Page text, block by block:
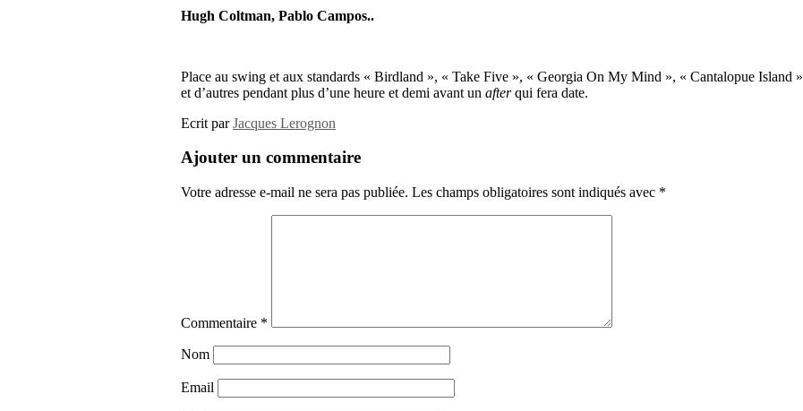
Hugh Coltman, Pablo Campos..
Place au swing et aux standards « Birdland », « Take Five », « Georgia On My Mind », « Cantalopue Island »
et d’autres pendant plus d’une heure et demi avant un afterqui fera date.
Ecrit parJacques Lerognon
Ajouter un commentaire
Votre adresse e-mail ne sera pas publiée. Les champs obligatoires sont indiqués avec *
Commentaire *
Nom
Email